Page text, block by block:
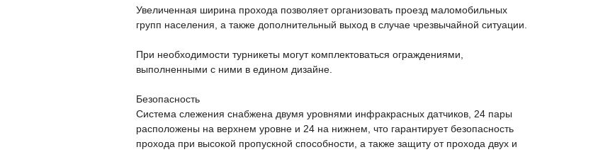
Увеличенная ширина прохода позволяет организовать проезд маломобильных
групп населения, а также дополнительный выход в случае чрезвычайной ситуации.
При необходимости турникеты могут комплектоваться ограждениями,
выполненными с ними в едином дизайне.
Безопасность
Система слежения снабжена двумя уровнями инфракрасных датчиков, 24 пары
расположены на верхнем уровне и 24 на нижнем, что гарантирует безопасность
прохода при высокой пропускной способности, а также защиту от прохода двух и